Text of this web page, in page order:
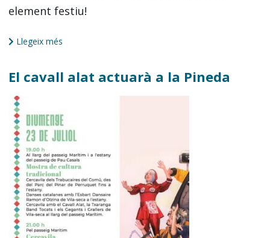
element festiu!
Llegeix més
El cavall alat actuarà a la Pineda